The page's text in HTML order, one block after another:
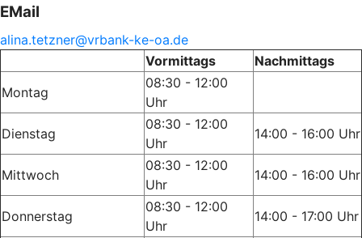
EMail
alina.tetzner@vrbank-ke-oa.de
Vormittags
Nachmittags
Montag
08:30 - 12:00
Uhr
Dienstag
08:30 - 12:00
Uhr
14:00 - 16:00 Uhr
Mittwoch
08:30 - 12:00
Uhr
14:00 - 16:00 Uhr
Donnerstag
08:30 - 12:00
Uhr
14:00 - 17:00 Uhr